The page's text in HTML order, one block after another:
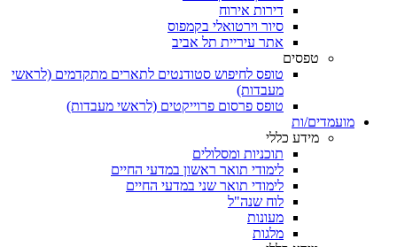
דירות אירוח
סיור וירטואלי בקמפוס
אתר עיריית תל אביב
טפסים
טופס לחיפוש סטודנטים לתארים מתקדמים (לראשי
מעבדות)
טופס פרסום פרוייקטים (לראשי מעבדות)
מועמדים/ות
מידע כללי
תוכניות ומסלולים
לימודי תואר ראשון במדעי החיים
לימודי תואר שני במדעי החיים
לוח שנה"ל
מעונות
מלגות